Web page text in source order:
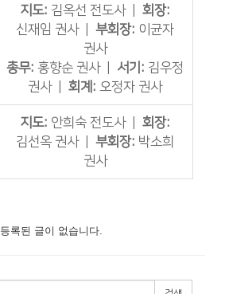
지도: 김옥선 전도사 | 회장:
신재임 권사 | 부회장: 이균자
권사
총무: 홍향순 권사 | 서기: 김우정
권사 | 회계: 오정자 권사
지도: 안희숙 전도사 | 회장:
김선옥 권사 | 부회장: 박소희
권사
등록된 글이 없습니다.